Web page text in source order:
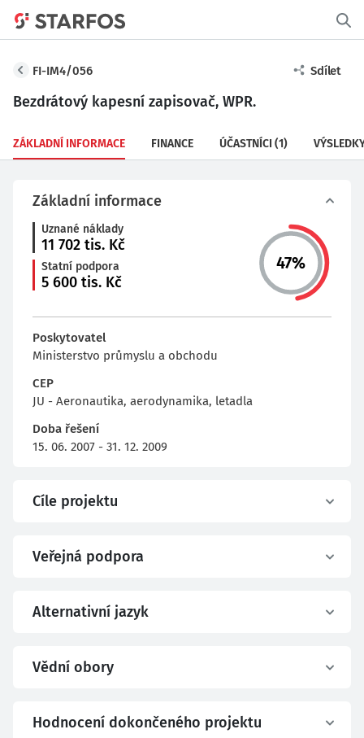
FI-IM4/056 Sdílet
Bezdrátový kapesní zapisovač, WPR.
ZÁKLADNÍ INFORMACE FINANCE ÚČASTNÍCI (1)
Základní informace
Uznané náklady
11 702 tis. Kč
Statní podpora
5 600 tis. Kč
47%
Poskytovatel
Ministerstvo průmyslu a obchodu
CEP
JU - Aeronautika, aerodynamika, letadla
Doba řešení
15. 06. 2007 - 31. 12. 2009
Cíle projektu
Veřejná podpora
Alternativní jazyk
Vědní obory
Hodnocení dokončeného projektu